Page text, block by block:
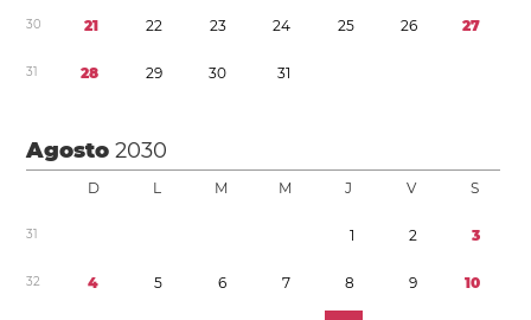
30 21 22 23 24 25 26 27
31 28 29 30 31
Agosto2030
D L M M J V S
31 1 2 3
32 4 5 6 7 8 9 10